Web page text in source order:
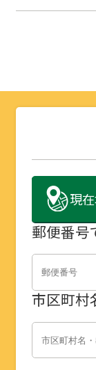
現
郵便番号
市区町村